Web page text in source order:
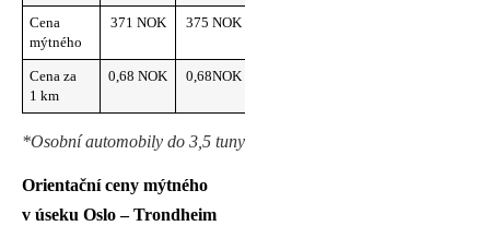
Cena
mýtného
371 NOK 375 NOK
Cena za
1 km
0,68 NOK 0,68NOK
*Osobní automobily do 3,5 tuny
Orientační ceny mýtného
v úseku Oslo – Trondheim